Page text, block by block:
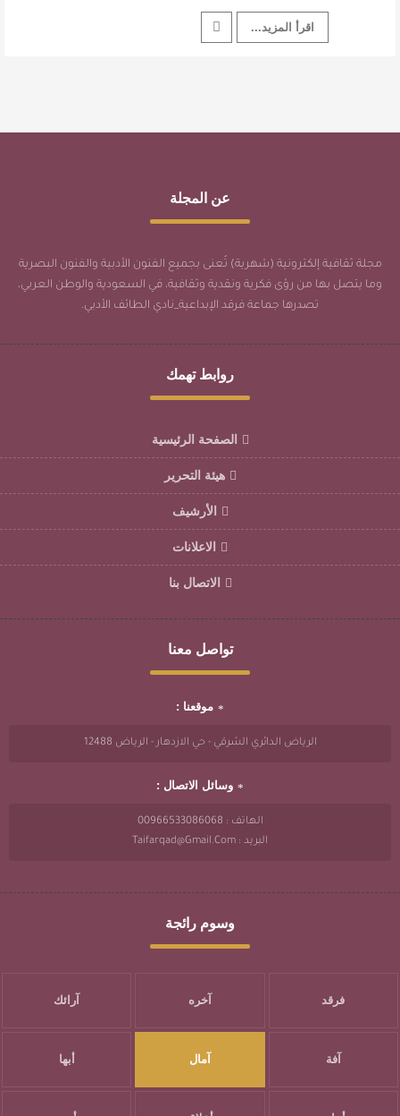
اقرأ المزيد...
عن المجلة
مجلة ثقافية إلكترونية (شهرية) تُعنى بجميع الفنون الأدبية والفنون البصرية
وما يتصل بها من رؤى فكرية ونقدية وثقافية، في السعودية والوطن العربي،
تصدرها جماعة فرقد الإبداعية_نادي الطائف الأدبي.
روابط تهمك
الصفحة الرئيسية
هيئة التحرير
الأرشيف
الاعلانات
الاتصال بنا
تواصل معنا
موقعنا :
الرياض الدائري الشرقي - حي الازدهار - الرياض 12488
وسائل الاتصال :
الهاتف : 00966533086068
البريد : Taifarqad@gmail.com
وسوم رائجة
فرقد آخره آرائك
آفة آمال أبها